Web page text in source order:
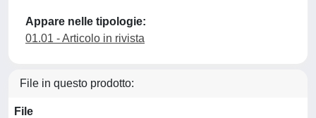
Appare nelle tipologie:
01.01 - Articolo in rivista
File in questo prodotto:
File